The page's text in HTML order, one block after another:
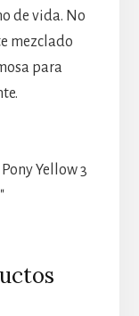
de vida. No
mezclado
para
Yellow 3